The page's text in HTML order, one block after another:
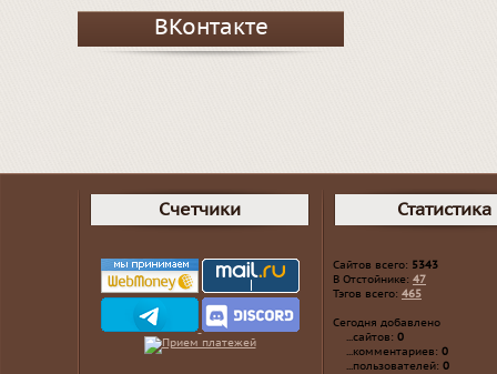
ВКонтакте
Счетчики Статистика
Сайтов всего: 5343
В Отстойнике: 47
Тэгов всего: 465
Сегодня добавлено
...сайтов: 0
...комментариев: 0
...пользователей: 0